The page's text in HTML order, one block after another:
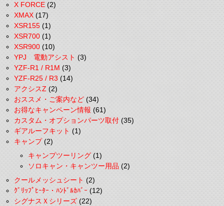
X FORCE(2)
XMAX(17)
XSR155(1)
XSR700(1)
XSR900(10)
YPJ 電動アシスト(3)
YZF-R1 / R1M(3)
YZF-R25 / R3(14)
アクシスZ(2)
おススメ・ご案内など(34)
お得なキャンペーン情報(61)
カスタム・オプションパーツ取付(35)
ギアルーフキット(1)
キャンプ(2)
キャンプツーリング(1)
ソロキャン・キャンツー用品(2)
クールメッシュシート(2)
ｸﾞﾘｯﾌﾟﾋｰﾀｰ・ﾊﾝﾄﾞﾙｶﾊﾞｰ(12)
シグナスＸシリーズ(22)